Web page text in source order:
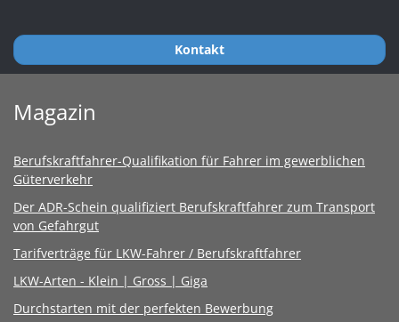
Kontakt
Magazin
Berufskraftfahrer-Qualifikation für Fahrer im gewerblichen
Güterverkehr
Der ADR-Schein qualifiziert Berufskraftfahrer zum Transport
von Gefahrgut
Tarifverträge für LKW-Fahrer / Berufskraftfahrer
LKW-Arten - Klein | Gross | Giga
Durchstarten mit der perfekten Bewerbung